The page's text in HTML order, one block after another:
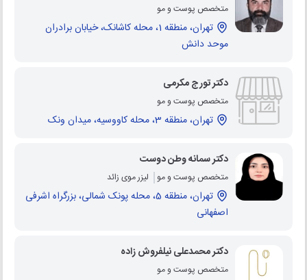
متخصص پوست و مو
تهران، منطقه 1، محله کاشانک، خیابان برادران
موحد دانش
دکتر تورج مکرمی
متخصص پوست و مو
تهران، منطقه 3، محله کاووسیه، میدان ونک
دکتر سمانه وطن دوست
متخصص پوست و مو لیزر موی زائد
تهران، منطقه 5، محله پونک شمالی، بزرگراه اشرفی
اصفهانی
دکتر محمدعلی نیلفروش زاده
متخصص پوست و مو